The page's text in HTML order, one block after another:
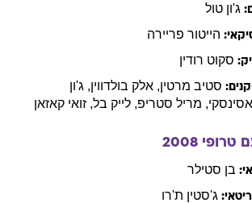
ג'ון טול
הייטור פריירה
סקוט רודין
סטיב מרטין, אלק בולדווין, ג'ון
, מריל סטריפ, לייק בל, זואי קאזאן
טרופי 2008
בן סטילר
ג'סטין ת'רו